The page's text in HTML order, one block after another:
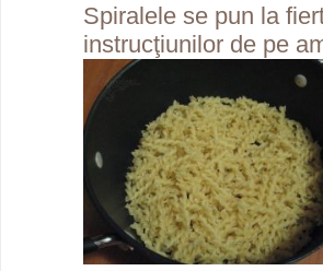
Spiralele se pun la
instrucţiunilor de pe